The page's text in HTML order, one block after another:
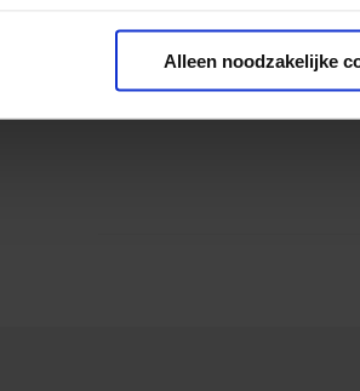
Alleen noodzakelijke